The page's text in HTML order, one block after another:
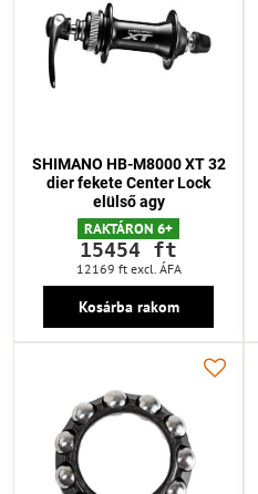
SHIMANO HB-M8000 XT 32
dier fekete Center Lock
elülső agy
RAKTÁRON 6+
15454 ft
12169 ft excl. ÁFA
Kosárba rakom